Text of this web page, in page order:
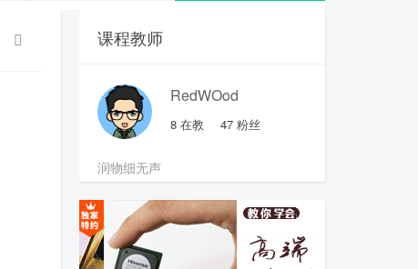
课程教师
RedWOod
8 在教 47 粉丝
润物细无声